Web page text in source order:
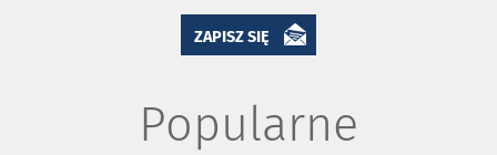
ZAPISZ SIĘ
Popularne